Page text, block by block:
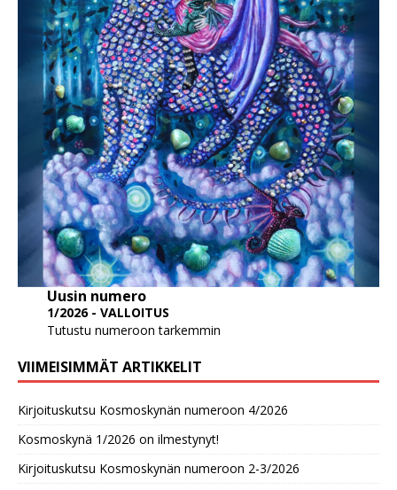
Uusin numero
1/2026 - VALLOITUS
Tutustu numeroon tarkemmin
VIIMEISIMMÄT ARTIKKELIT
Kirjoituskutsu Kosmoskynän numeroon 4/2026
Kosmoskynä 1/2026 on ilmestynyt!
Kirjoituskutsu Kosmoskynän numeroon 2-3/2026